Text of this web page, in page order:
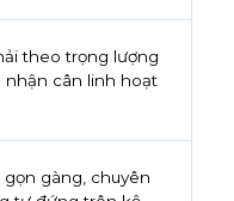
theo trọng lượng
nhận cân linh hoạt
gàng, chuyên